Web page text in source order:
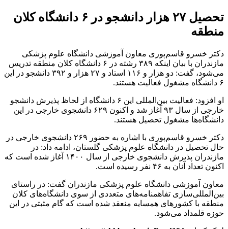
تحصیل ۲۷ هزار دانشجو در ۶ دانشگاه کلان
منطقه
دکتر خسرو قاسم‌پوری معاون آموزشی دانشگاه علوم پزشکی
مازندران با بیان اینکه ۳۸۹ رشته در ۶ دانشگاه کلان منطقه تدریس
می‌شود، گفت: دو هزار و ۱۱۶ استاد و ۲۷ هزار و ۳۹۲ دانشجو در این
۶ دانشگاه مشغول فعالیت هستند.
او افزود: فعالیت بین‌المللی این ۶ دانشگاه از لحاظ پذیرش دانشجو
خارجی از سال ۹۳ آغاز شد و اکنون ۶۲۹ دانشجوی خارجی در این
دانشگاه‌ها مشغول تحصیل هستند.
دکتر خسرو قاسم‌پوری با اشاره به حضور ۲۶۹ دانشجوی خارجی در
حال تحصیل در دانشگاه علوم پزشکی گلستان، ادامه داد: در
مازندران پذیرش دانشجوی خارجی از سال ۱۴۰۰ آغاز شده است که
اکنون تعداد آنان به ۴۶ نفر رسیده است.
معاون آموزشی دانشگاه علوم پزشکی مازندران گفت: در راستای
بین‌المللی‌سازی تفاهمنامه‌های متعددی از سوی دانشگاه‌های کلان
منطقه با کشورهای همسایه منعقد شده است که گام مثبتی در این
حوزه قلمداد می‌شود.